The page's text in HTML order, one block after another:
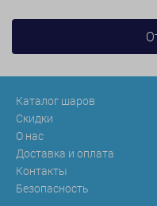
Каталог шаров
Скидки
О нас
Доставка и оплата
Контакты
Безопасность